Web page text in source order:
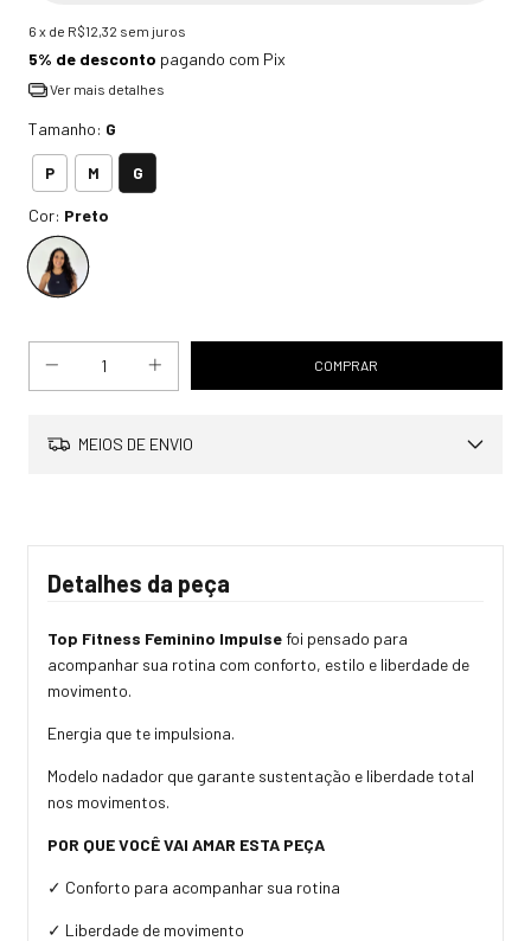
6 x de R$12,32 sem juros
5% de desconto pagando com Pix
Ver mais detalhes
Tamanho: G
P M G
Cor: Preto
MEIOS DE ENVIO
Detalhes da peça
Top Fitness Feminino Impulse foi pensado para
acompanhar sua rotina com conforto, estilo e liberdade de
movimento.
Energia que te impulsiona.
Modelo nadador que garante sustentação e liberdade total
nos movimentos.
POR QUE VOCÊ VAI AMAR ESTA PEÇA
✓ Conforto para acompanhar sua rotina
✓ Liberdade de movimento